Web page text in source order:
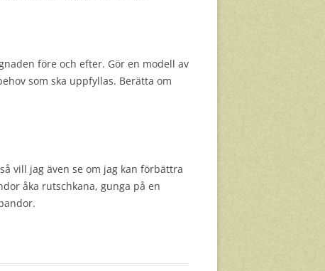
före och efter. Gör en modell av
som ska uppfyllas. Berätta om
vill jag även se om jag kan förbättra
åka rutschkana, gunga på en